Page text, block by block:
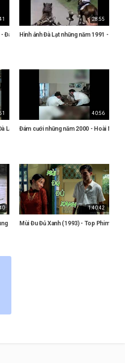
Đà Lạt Xưa
28:55
Hình ảnh Đà Lạt những năm 1991 - Ký
Lạt Xưa
40:56
Đám cưới những năm 2000 - Hoài Niệm
Lũng Tình Yêu Đà Lạt năm 1992
1:40:42
Mùi Đu Đủ Xanh (1993) - Top Phim Việt